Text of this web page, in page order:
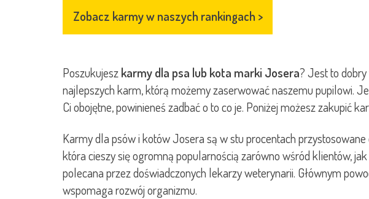
Zobacz karmy w naszych rankingach >
Poszukujeszkarmy dla psa lub kota marki Josera? Jest to
najlepszych karm, którą możemy zaserwować naszemu pupilowi.
Ci obojętne, powinieneś zadbać o to co je. Poniżej możesz zakupić
Karmy dla psów i kotów Josera są w stu procentach
która cieszy się ogromną popularnością zarówno wśród klientów,
polecana przez doświadczonych lekarzy weterynarii. Głównym
wspomaga rozwój organizmu.